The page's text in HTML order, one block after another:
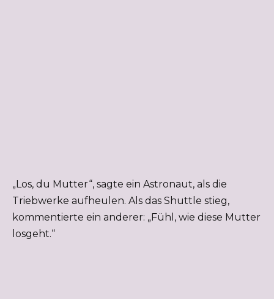
„Los, du Mutter“, sagte ein Astronaut, als die
Triebwerke aufheulen. Als das Shuttle stieg,
kommentierte ein anderer: „Fühl, wie diese Mutter
losgeht.“